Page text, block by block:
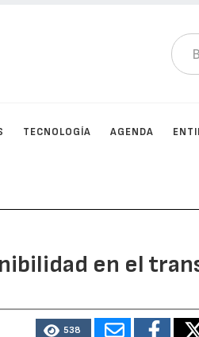
TECNOLOGÍA AGENDA
en el
538